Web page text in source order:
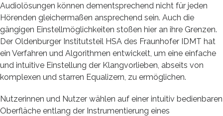
Audiolösungen können dementsprechend nicht für jeden
Hörenden gleichermaßen ansprechend sein. Auch die
gängigen Einstellmöglichkeiten stoßen hier an ihre Grenzen.
Der Oldenburger Institutsteil HSA des Fraunhofer IDMT hat
ein Verfahren und Algorithmen entwickelt, um eine einfache
und intuitive Einstellung der Klangvorlieben, abseits von
komplexen und starren Equalizern, zu ermöglichen.
Nutzerinnen und Nutzer wählen auf einer intuitiv bedienbaren
Oberfläche entlang der Instrumentierung eines